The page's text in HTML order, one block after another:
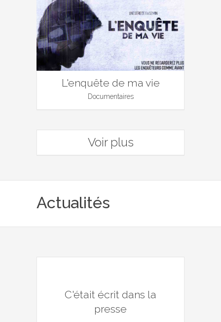
L'enquête de ma vie
Documentaires
Voir plus
Actualités
C'était écrit dans la
presse